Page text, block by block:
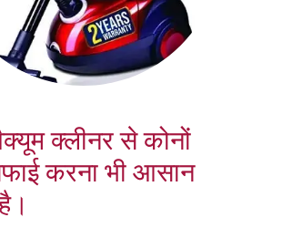
क्लीनर से कोनों
करना भी आसान